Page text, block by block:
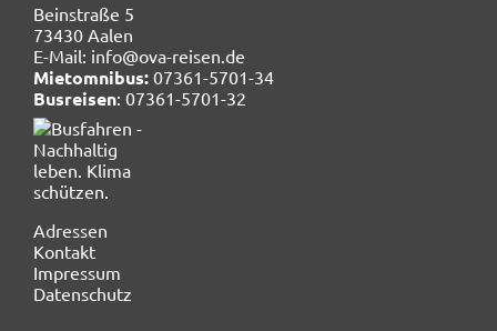
Beinstraße 5
73430 Aalen
E-Mail: info@ova-reisen.de
Mietomnibus: 07361-5701-34
Busreisen: 07361-5701-32
Navigation
überspringen
Adressen
Kontakt
Impressum
Datenschutz